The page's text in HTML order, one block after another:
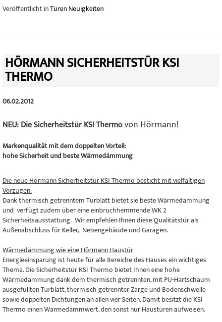
Veröffentlicht inTüren Neuigkeiten
HÖRMANN SICHERHEITSTÜR KSI
THERMO
06.02.2012
NEU: Die Sicherheitstür KSI Thermovon Hörmann!
Markenqualität mit dem doppelten Vorteil:
hohe Sicherheit und beste Wärmedämmung
Die neue Hörmann Sicherheitstür KSI Thermo besticht mit vielfältigen
Vorzügen:
Dank thermisch getrenntem Türblatt bietet sie beste Wärmedämmung
und verfügt zudem über eine einbruchhemmende WK 2
Sicherheitsausstattung. Wir empfehlen Ihnen diese Qualitätstür als
Außenabschluss für Keller, Nebengebäude und Garagen.
Wärmedämmung wie eine Hörmann Haustür
Energieeinsparung ist heute für alle Bereiche des Hauses ein wichtiges
Thema. Die Sicherheitstür KSI Thermo bietet Ihnen eine hohe
Wärmedämmung dank dem thermisch getrennten, mit PU-Hartschaum
ausgefüllten Türblatt, thermisch getrennter Zarge und Bodenschwelle
sowie doppelten Dichtungen an allen vier Seiten. Damit besitzt die KSI
Thermo einen Wärmedämmwert, den sonst nur Haustüren aufweisen.